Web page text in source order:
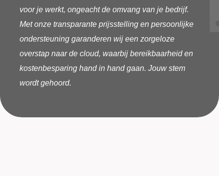
voor je werkt, ongeacht de omvang van je bedrijf.
Met onze transparante prijsstelling en persoonlijke
ondersteuning garanderen wij een zorgeloze
overstap naar de cloud, waarbij bereikbaarheid en
kostenbesparing hand in hand gaan. Jouw stem
wordt gehoord.